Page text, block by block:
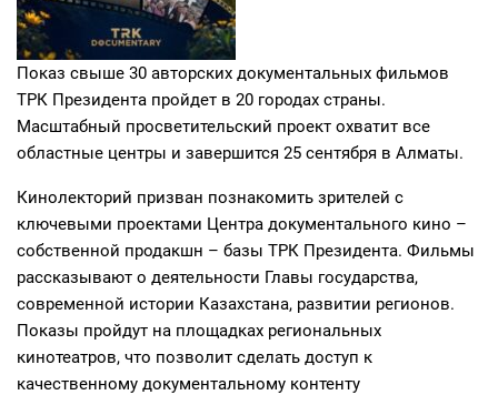
Показ свыше 30 авторских документальных фильмов
ТРК Президента пройдет в 20 городах страны.
Масштабный просветительский проект охватит все
областные центры и завершится 25 сентября в Алматы.
Кинолекторий призван познакомить зрителей с
ключевыми проектами Центра документального кино –
собственной продакшн – базы ТРК Президента. Фильмы
рассказывают о деятельности Главы государства,
современной истории Казахстана, развитии регионов.
Показы пройдут на площадках региональных
кинотеатров, что позволит сделать доступ к
качественному документальному контенту